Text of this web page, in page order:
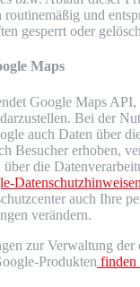
routinemäßig und
gesperrt oder
Maps
Google Maps API,
Bei der
auch Daten über
Besucher erhoben,
die
Datenschutzhinweisen
auch Ihre
verändern.
zur Verwaltung der
Produkten finden